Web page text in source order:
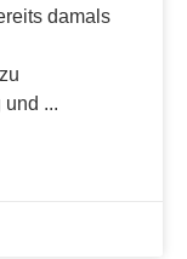
damals
und